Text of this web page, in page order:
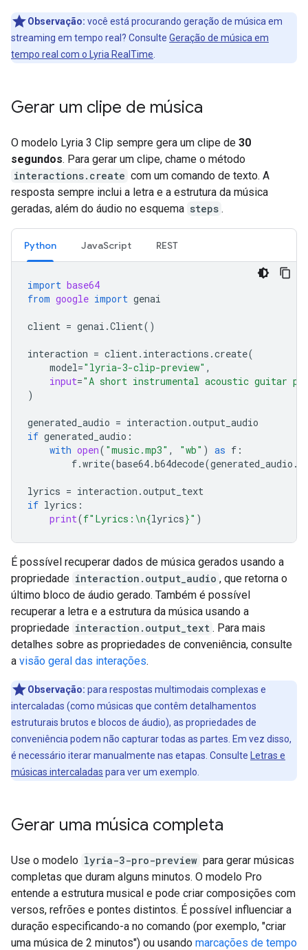
Observação: você está procurando geração de música em
streaming em tempo real? Consulte Geração de música em
tempo real com o Lyria RealTime
Gerar um clipe de música
O modelo Lyria 3 Clip sempre gera um clipe de 30
segundos. Para gerar um clipe, chame o método
interactions.create com um comando de texto. A
resposta sempre inclui a letra e a estrutura da música
geradas, além do áudio no esquema steps .
Python JavaScript REST
import base64
from google import genai
client = genai .Client()
interaction = client. interactions .create(
model="lyria-3-clip-preview" ,
input="A short instrumental acoustic guitar
)
generated_audio = interaction .output_audio
if generated_audio :
with open( "music.mp3" , "wb" ) as f :
f.write(base64.b64decode(generated_audio .
lyrics = interaction .output_text
if lyrics :
print(f"Lyrics: \n{lyrics}" )
É possível recuperar dados de música gerados usando a
propriedade interaction.output_audio , que retorna o
último bloco de áudio gerado. Também é possível
recuperar a letra e a estrutura da música usando a
propriedade interaction.output_text . Para mais
detalhes sobre as propriedades de conveniência, consulte
a visão geral das interações.
Observação: para respostas multimodais complexas e
intercaladas (como músicas que contêm detalhamentos
estruturais brutos e blocos de áudio), as propriedades de
conveniência podem não capturar todas as partes. Em vez disso,
é necessário iterar manualmente nas etapas. Consulte
Letras e
músicas intercaladas para ver um exemplo.
Gerar uma música completa
Use o modelo lyria-3-pro-preview para gerar músicas
completas que duram alguns minutos. O modelo Pro
entende a estrutura musical e pode criar composições com
versos, refrões e pontes distintos. É possível influenciar a
duração especificando-a no comando (por exemplo, "criar
uma música de 2 minutos") ou usando marcações de tempo